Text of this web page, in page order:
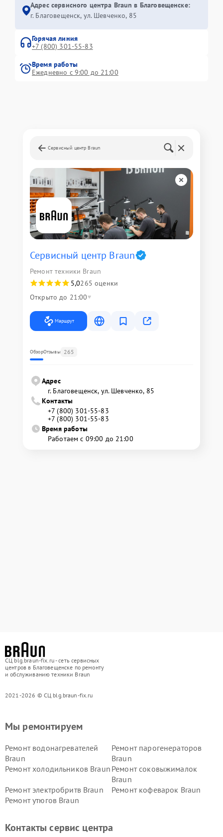
Адрес сервисного центра Braun в Благовещенске:
г. Благовещенск, ул. Шевченко, 85
Горячая линия
+7 (800) 301-55-83
Время работы
Ежедневно с 9:00 до 21:00
Сервисный центр Braun
Сервисный центр Braun
Ремонт техники Braun
5,0265 оценки
Открыто до 21:00
Маршрут
ОбзорОтзывы 265
Адрес
г. Благовещенск, ул. Шевченко, 85
Контакты
+7 (800) 301-55-83
+7 (800) 301-55-83
Время работы
Работаем с 09:00 до 21:00
СЦ blg.braun-fix.ru - сеть сервисных
центров в Благовещенске по ремонту
и обслуживанию техники Braun
2021-2026 © СЦ blg.braun-fix.ru
Мы ремонтируем
Ремонт водонагревателей
Braun
Ремонт парогенераторов
Braun
Ремонт холодильников Braun Ремонт соковыжималок
Braun
Ремонт электробритв Braun
Ремонт кофеварок Braun
Ремонт утюгов Braun
Контакты сервис центра